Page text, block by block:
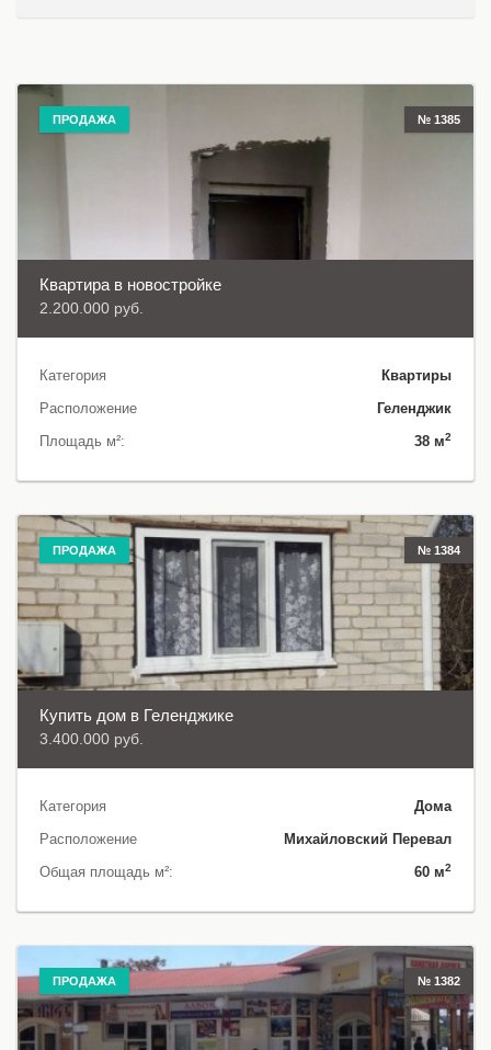
ПРОДАЖА № 1385
Квартира в новостройке
2.200.000 руб.
Категория
Квартиры
Расположение
Геленджик
Площадь м²:
38 м2
ПРОДАЖА № 1384
Купить дом в Геленджике
3.400.000 руб.
Категория
Дома
Расположение
Михайловский Перевал
Общая площадь м²:
60 м2
ПРОДАЖА № 1382